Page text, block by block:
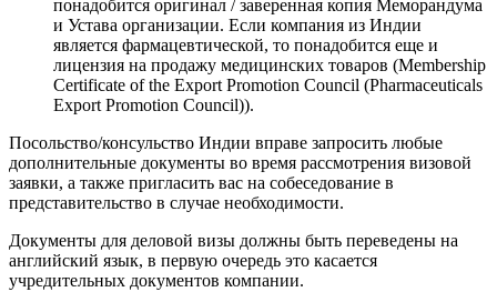
понадобится оригинал / заверенная копия Меморандума
и Устава организации. Если компания из Индии
является фармацевтической, то понадобится еще и
лицензия на продажу медицинских товаров (Membership
Certificate of the Export Promotion Council (Pharmaceuticals
Export Promotion Council)).
Посольство/консульство Индии вправе запросить любые
дополнительные документы во время рассмотрения визовой
заявки, а также пригласить вас на собеседование в
представительство в случае необходимости.
Документы для деловой визы должны быть переведены на
английский язык, в первую очередь это касается
учредительных документов компании.